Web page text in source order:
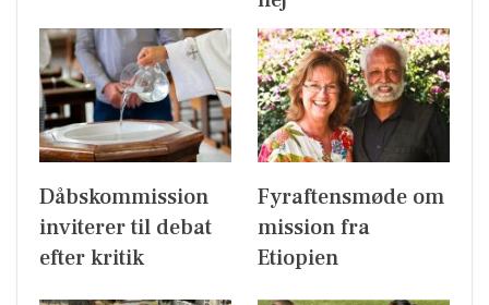
Dåbskommission
inviterer til debat
efter kritik
Fyraftensmøde om
mission fra
Etiopien